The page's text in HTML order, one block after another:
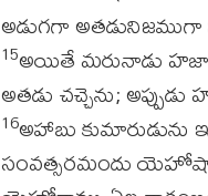
అడుగగా అతడునిజముగా
15అయితే మరునాడు
అతడు చచ్చెను;
16అహాబు
సంవత్సరమందు